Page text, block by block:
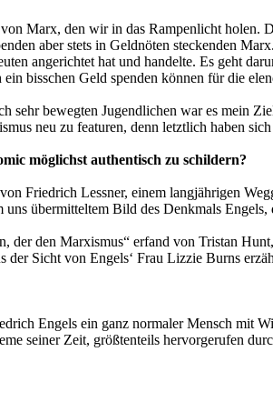
Marx, den wir in das Rampenlicht holen.
aber stets in Geldnöten steckenden
angerichtet hat und handelte. Es geht
bisschen Geld spenden können für die
bewegten Jugendlichen war es mein
neu zu featuren, denn letztlich haben
möglichst authentisch zu schildern?
Friedrich Lessner, einem langjährigen
übermitteltem Bild des Denkmals Engels,
den Marxismus“ erfand von Tristan
der Sicht von Engels‘ Frau Lizzie Burns
Engels ein ganz normaler Mensch mit
seiner Zeit, größtenteils hervorgerufen